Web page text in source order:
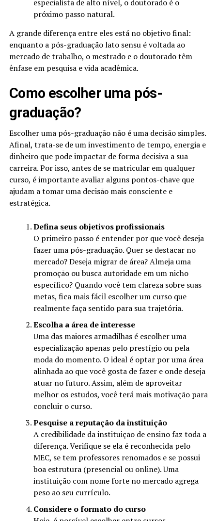
especialista de alto nível, o doutorado é o
próximo passo natural.
A grande diferença entre eles está no objetivo final:
enquanto a pós-graduação lato sensu é voltada ao
mercado de trabalho, o mestrado e o doutorado têm
ênfase em pesquisa e vida acadêmica.
Como escolher uma pós-
graduação?
Escolher uma pós-graduação não é uma decisão simples.
Afinal, trata-se de um investimento de tempo, energia e
dinheiro que pode impactar de forma decisiva a sua
carreira. Por isso, antes de se matricular em qualquer
curso, é importante avaliar alguns pontos-chave que
ajudam a tomar uma decisão mais consciente e
estratégica.
Defina seus objetivos profissionais
O primeiro passo é entender por que você deseja
fazer uma pós-graduação. Quer se destacar no
mercado? Deseja migrar de área? Almeja uma
promoção ou busca autoridade em um nicho
específico? Quando você tem clareza sobre suas
metas, fica mais fácil escolher um curso que
realmente faça sentido para sua trajetória.
Escolha a área de interesse
Uma das maiores armadilhas é escolher uma
especialização apenas pelo prestígio ou pela
moda do momento. O ideal é optar por uma área
alinhada ao que você gosta de fazer e onde deseja
atuar no futuro. Assim, além de aproveitar
melhor os estudos, você terá mais motivação para
concluir o curso.
Pesquise a reputação da instituição
A credibilidade da instituição de ensino faz toda a
diferença. Verifique se ela é reconhecida pelo
MEC, se tem professores renomados e se possui
boa estrutura (presencial ou online). Uma
instituição com nome forte no mercado agrega
peso ao seu currículo.
Considere o formato do curso